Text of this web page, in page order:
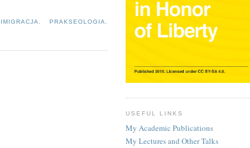
IMIGRACJA PRAKSEOLOGIA
USEFUL LINKS
My Academic Publications
My Lectures and Other Talks